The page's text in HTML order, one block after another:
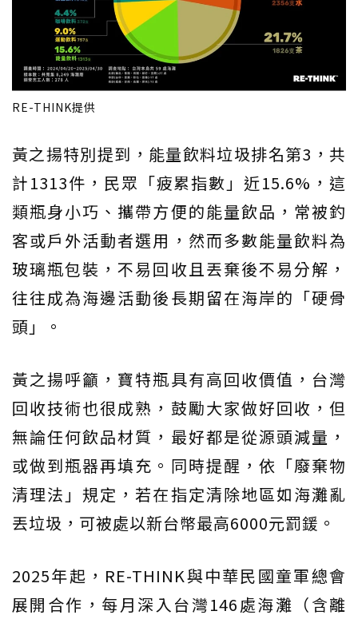
RE-THINK提供
黃之揚特別提到，能量飲料垃圾排名第3，共
計1313件，民眾「疲累指數」近15.6%，這
類瓶身小巧、攜帶方便的能量飲品，常被釣
客或戶外活動者選用，然而多數能量飲料為
玻璃瓶包裝，不易回收且丟棄後不易分解，
往往成為海邊活動後長期留在海岸的「硬骨
頭」。
黃之揚呼籲，寶特瓶具有高回收價值，台灣
回收技術也很成熟，鼓勵大家做好回收，但
無論任何飲品材質，最好都是從源頭減量，
或做到瓶器再填充。同時提醒，依「廢棄物
清理法」規定，若在指定清除地區如海灘亂
丟垃圾，可被處以新台幣最高6000元罰鍰。
2025年起，RE-THINK與中華民國童軍總會
展開合作，每月深入台灣146處海灘（含離